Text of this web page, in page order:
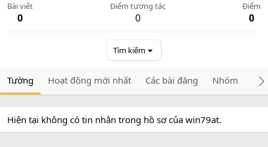
Bài viết
0
Điểm tương tác
0
Điểm
0
Tìm kiếm
Tường Hoạt động mới nhất Các bài đăng Nhóm
Hiện tại không có tin nhắn trong hồ sơ của win79at.